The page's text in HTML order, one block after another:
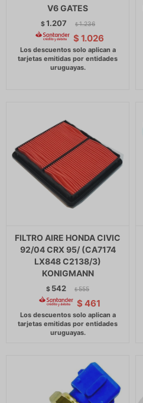
V6 GATES
$1.207 $ 1.236
$ 1.026
FILTRO AIRE HONDA CIVIC
92/04 CRX 95/ (CA7174
LX848 C2138/3)
KONIGMANN
$ 542 $ 555
$ 461